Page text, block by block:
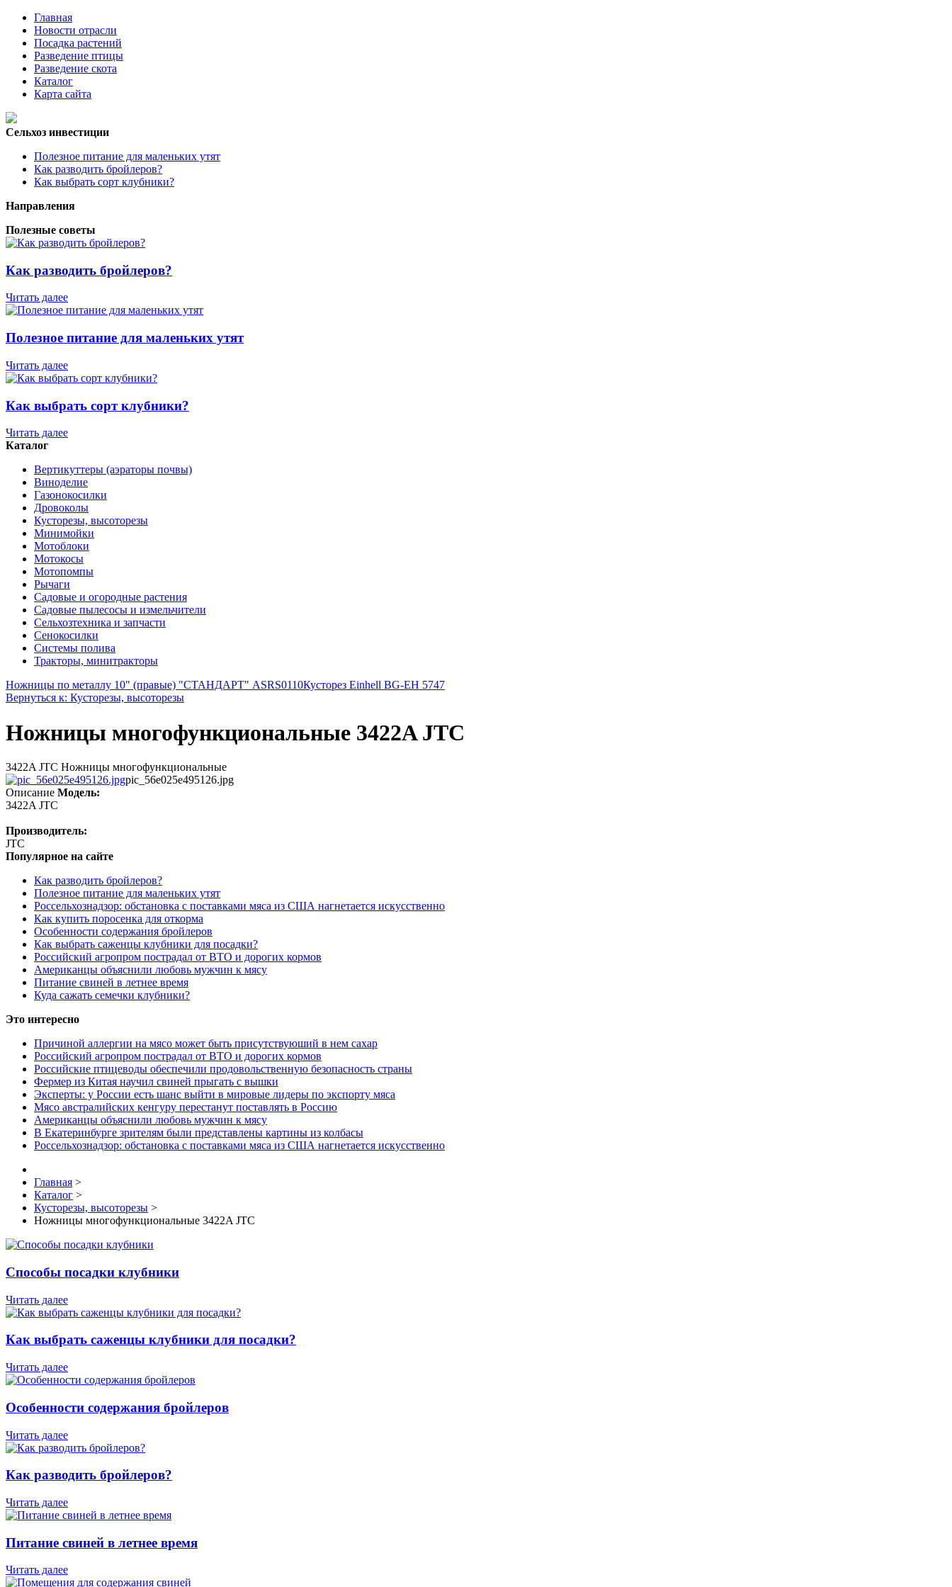
Главная
Новости отрасли
Посадка растений
Разведение птицы
Разведение скота
Каталог
Карта сайта
Сельхоз инвестиции
Полезное питание для маленьких утят
Как разводить бройлеров?
Как выбрать сорт клубники?
Направления
Полезные советы
Как разводить бройлеров?
Читать далее
Полезное питание для маленьких утят
Читать далее
Как выбрать сорт клубники?
Читать далее
Каталог
Вертикуттеры (аэраторы почвы)
Виноделие
Газонокосилки
Дровоколы
Кусторезы, высоторезы
Минимойки
Мотоблоки
Мотокосы
Мотопомпы
Рычаги
Садовые и огородные растения
Садовые пылесосы и измельчители
Сельхозтехника и запчасти
Сенокосилки
Системы полива
Тракторы, минитракторы
Ножницы по металлу 10" (правые) "СТАНДАРТ" ASRS0110Кусторез Einhell BG-EH 5747
Вернуться к: Кусторезы, высоторезы
Ножницы многофункциональные 3422A JTC
3422A JTC Ножницы многофункциональные
pic_56e025e495126.jpg
Описание Модель:
3422A JTC
Производитель:
JTC
Популярное на сайте
Как разводить бройлеров?
Полезное питание для маленьких утят
Россельхознадзор: обстановка с поставками мяса из США нагнетается искусственно
Как купить поросенка для откорма
Особенности содержания бройлеров
Как выбрать саженцы клубники для посадки?
Российский агропром пострадал от ВТО и дорогих кормов
Американцы объяснили любовь мужчин к мясу
Питание свиней в летнее время
Куда сажать семечки клубники?
Это интересно
Причиной аллергии на мясо может быть присутствуюший в нем сахар
Российский агропром пострадал от ВТО и дорогих кормов
Российские птицеводы обеспечили продовольственную безопасность страны
Фермер из Китая научил свиней прыгать с вышки
Эксперты: у России есть шанс выйти в мировые лидеры по экспорту мяса
Мясо австралийских кенгуру перестанут поставлять в Россию
Американцы объяснили любовь мужчин к мясу
В Екатеринбурге зрителям были представлены картины из колбасы
Россельхознадзор: обстановка с поставками мяса из США нагнетается искусственно
Главная >
Каталог >
Кусторезы, высоторезы >
Ножницы многофункциональные 3422A JTC
Способы посадки клубники
Читать далее
Как выбрать саженцы клубники для посадки?
Читать далее
Особенности содержания бройлеров
Читать далее
Как разводить бройлеров?
Читать далее
Питание свиней в летнее время
Читать далее